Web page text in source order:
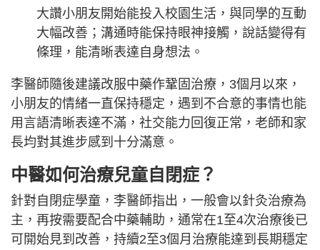
大讚小朋友開始能投入校園生活，與同學的互動
大幅改善；溝通時能保持眼神接觸，說話變得有
條理，能清晰表達自身想法。
李醫師隨後建議改服中藥作鞏固治療，3個月以來，
小朋友的情緒一直保持穩定，遇到不合意的事情也能
用言語清晰表達不滿，社交能力回復正常，老師和家
長均對其進步感到十分滿意。
中醫如何治療兒童自閉症？
針對自閉症學童，李醫師指出，一般會以針灸治療為
主，再按需要配合中藥輔助，通常在1至4次治療後已
可開始見到改善，持續2至3個月治療能達到長期穩定